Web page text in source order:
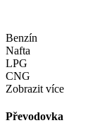
Benzín
Nafta
LPG
CNG
Zobrazit více
Převodovka